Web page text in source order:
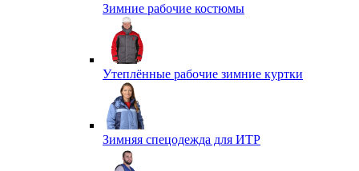
Зимние рабочие костюмы
Утеплённые рабочие зимние куртки
Зимняя спецодежда для ИТР